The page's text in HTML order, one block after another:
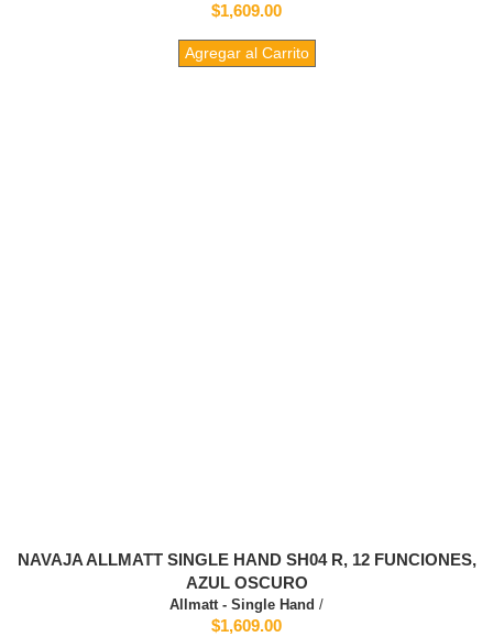
$1,609.00
Agregar al Carrito
NAVAJA ALLMATT SINGLE HAND SH04 R, 12 FUNCIONES,
AZUL OSCURO
Allmatt - Single Hand /
$1,609.00